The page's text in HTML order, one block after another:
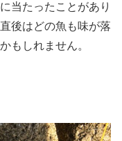
当たったことがあり
後はどの魚も味が落
もしれません。